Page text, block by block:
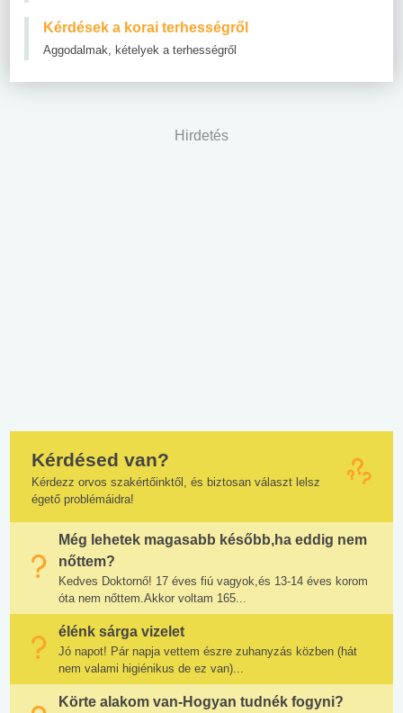
Kérdések a korai terhességről
Aggodalmak, kételyek a terhességről
Hirdetés
Kérdésed van?
Kérdezz orvos szakértőinktől, és biztosan választ lelsz
égető problémáidra!
Még lehetek magasabb később,ha eddig nem
nőttem?
Kedves Doktornő! 17 éves fiú vagyok,és 13-14 éves korom
óta nem nőttem.Akkor voltam 165...
élénk sárga vizelet
Jó napot! Pár napja vettem észre zuhanyzás közben (hát
nem valami higiénikus de ez van)...
Körte alakom van-Hogyan tudnék fogyni?